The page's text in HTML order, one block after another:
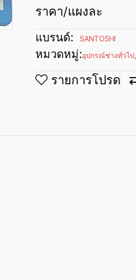
ราคา/แผงละ
แบรนด์: SANTOSHI
หมวดหมู่:อุปกรณ์ช่างทั่วไป
รายการโปรด